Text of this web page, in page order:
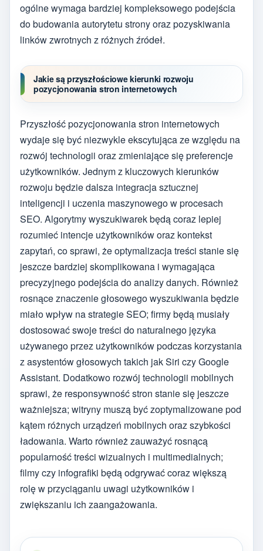
ogólne wymaga bardziej kompleksowego podejścia
do budowania autorytetu strony oraz pozyskiwania
linków zwrotnych z różnych źródeł.
Jakie są przyszłościowe kierunki rozwoju
pozycjonowania stron internetowych
Przyszłość pozycjonowania stron internetowych
wydaje się być niezwykle ekscytująca ze względu na
rozwój technologii oraz zmieniające się preferencje
użytkowników. Jednym z kluczowych kierunków
rozwoju będzie dalsza integracja sztucznej
inteligencji i uczenia maszynowego w procesach
SEO. Algorytmy wyszukiwarek będą coraz lepiej
rozumieć intencje użytkowników oraz kontekst
zapytań, co sprawi, że optymalizacja treści stanie się
jeszcze bardziej skomplikowana i wymagająca
precyzyjnego podejścia do analizy danych. Również
rosnące znaczenie głosowego wyszukiwania będzie
miało wpływ na strategie SEO; firmy będą musiały
dostosować swoje treści do naturalnego języka
używanego przez użytkowników podczas korzystania
z asystentów głosowych takich jak Siri czy Google
Assistant. Dodatkowo rozwój technologii mobilnych
sprawi, że responsywność stron stanie się jeszcze
ważniejsza; witryny muszą być zoptymalizowane pod
kątem różnych urządzeń mobilnych oraz szybkości
ładowania. Warto również zauważyć rosnącą
popularność treści wizualnych i multimedialnych;
filmy czy infografiki będą odgrywać coraz większą
rolę w przyciąganiu uwagi użytkowników i
zwiększaniu ich zaangażowania.